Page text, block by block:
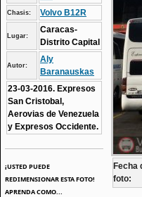
Chasis: Volvo B12R
Lugar:
Caracas-
Distrito Capital
Autor:
Aly
Baranauskas
23-03-2016. Expresos
San Cristobal,
Aerovias de Venezuela
y Expresos Occidente.
¡USTED PUEDE
REDIMENSIONAR ESTA FOTO!
APRENDA COMO...
Fecha
foto: